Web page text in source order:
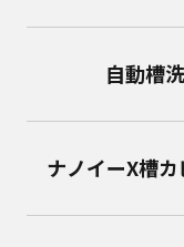
自動槽
ナノイーX槽カ